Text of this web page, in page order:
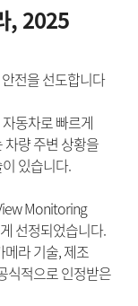
, 2025
전을 선도합니다
동차로 빠르게
차량 주변 상황을
있습니다.
Monitoring
선정되었습니다.
라 기술, 제조
식적으로 인정받은